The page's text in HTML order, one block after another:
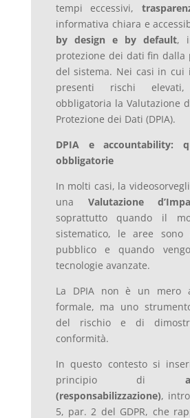
tempi eccessivi,
informativa chiara e
by design e by default,
protezione dei dati fin dalla
del sistema. Nei casi in cui
presenti rischi
obbligatoria la Valutazione
Protezione dei Dati (DPIA).
DPIA e accountability:
obbligatorie
In molti casi, la
una Valutazione
soprattutto quando il
sistematico, le aree sono
pubblico e quando
tecnologie avanzate.
La DPIA non è un mero
formale, ma uno
del rischio e di
conformità.
In questo contesto si
principio di
(responsabilizzazione),
5, par. 2 del GDPR, che